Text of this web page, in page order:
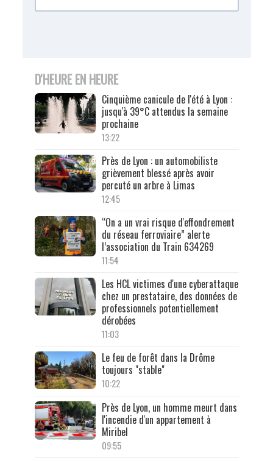
D'HEURE EN HEURE
Cinquième canicule de l'été à Lyon :
jusqu'à 39°C attendus la semaine
prochaine
13:22
Près de Lyon : un automobiliste
grièvement blessé après avoir
percuté un arbre à Limas
12:45
“On a un vrai risque d'effondrement
du réseau ferroviaire” alerte
l’association du Train 634269
11:54
Les HCL victimes d'une cyberattaque
chez un prestataire, des données de
professionnels potentiellement
dérobées
11:03
Le feu de forêt dans la Drôme
toujours "stable"
10:22
Près de Lyon, un homme meurt dans
l'incendie d'un appartement à
Miribel
09:55